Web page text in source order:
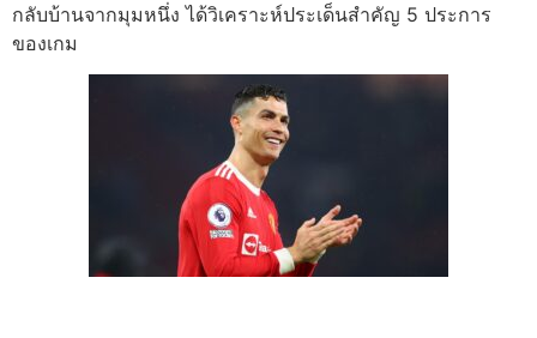
กลับบ้านจากมุมหนึ่ง ได้วิเคราะห์ประเด็นสำคัญ 5 ประการ
ของเกม